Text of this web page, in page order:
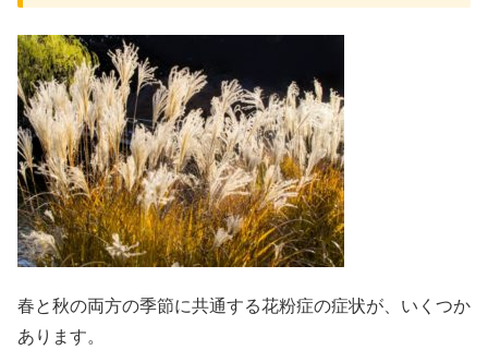
春と秋の両方の季節に共通する花粉症の症状が、いくつか
あります。